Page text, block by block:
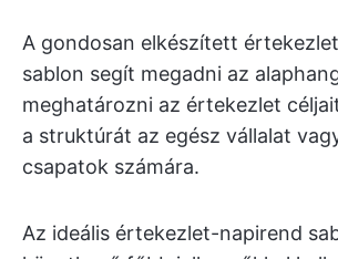
A gondosan elkészített
sablon segít megadni az
meghatározni az értekezlet
a struktúrát az egész vállalat
csapatok számára.
Az ideális értekezlet-napirend